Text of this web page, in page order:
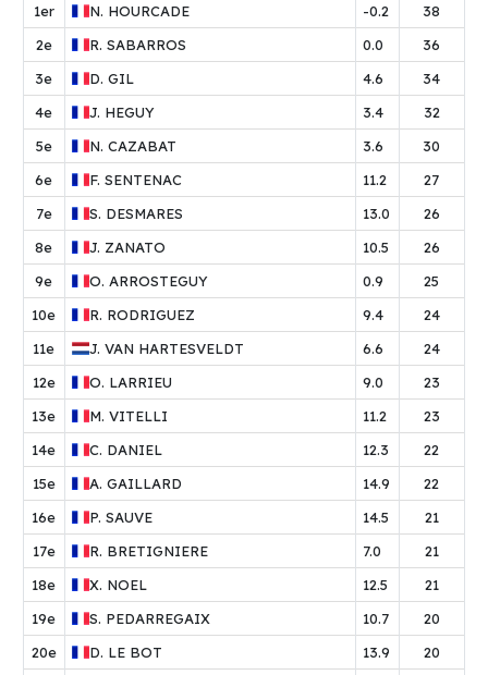
1er N. HOURCADE -0.2
38
2e
R. SABARROS 0.0
36
3e
D. GIL 4.6
34
4e
J. HEGUY 3.4
32
5e
N. CAZABAT 3.6
30
6e
F. SENTENAC 11.2
27
7e
S. DESMARES 13.0
26
8e
J. ZANATO 10.5
26
9e
O. ARROSTEGUY 0.9
25
10e
R. RODRIGUEZ 9.4
24
11e
J. VAN HARTESVELDT 6.6
24
12e
O. LARRIEU 9.0
23
13e
M. VITELLI 11.2
23
14e
C. DANIEL 12.3
22
15e
A. GAILLARD 14.9
22
16e
P. SAUVE 14.5
21
17e
R. BRETIGNIERE 7.0
21
18e
X. NOEL 12.5
21
19e
S. PEDARREGAIX 10.7
20
20e
D. LE BOT 13.9
20